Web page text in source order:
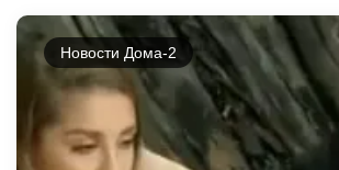
Новости Дома-2